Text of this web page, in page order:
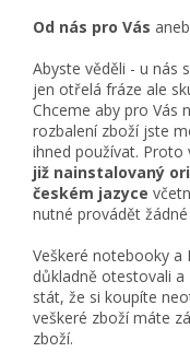
Od nás pro Vás aneb
Abyste věděli - u nás
jen otřelá fráze ale
Chceme aby pro Vás
rozbalení zboží jste
ihned používat. Proto
již nainstalovaný
českém jazyce
nutné provádět
Veškeré notebooky a
důkladně otestovali a
stát, že si koupíte
veškeré zboží máte
zboží.